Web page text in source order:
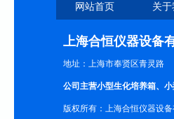
网站首页 关
上海合恒仪器设备
地址：上海市奉贤区青灵路
公司主营小型生化培养箱、
版权所有：上海合恒仪器设